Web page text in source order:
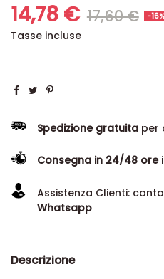
14,78 € 17,60 € -
Tasse incluse
Spedizione gratuita per
Consegna in 24/48 ore
Assistenza Clienti:
Whatsapp
Descrizione